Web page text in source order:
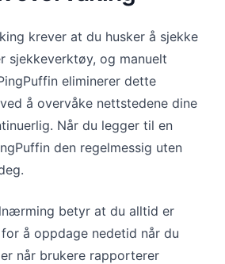
krever at du husker å sjekke
sjekkeverktøy, og manuelt
eliminerer dette
å overvåke nettstedene dine
Når du legger til en
den regelmessig uten
betyr at du alltid er
å oppdage nedetid når du
når brukere rapporterer